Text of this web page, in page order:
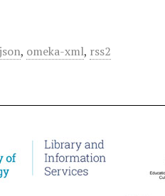
, omeka-xml, rss2